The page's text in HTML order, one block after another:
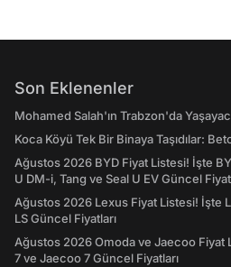
Son Eklenenler
Mohamed Salah'ın Trabzon'da
Koca Köyü Tek Bir Binaya Taşıdılar:
Ağustos 2026 BYD Fiyat Listesi! İşte
U DM-i, Tang ve Seal U EV Güncel
Ağustos 2026 Lexus Fiyat Listesi! İşte
LS Güncel Fiyatları
Ağustos 2026 Omoda ve Jaecoo Fiyat
7 ve Jaecoo 7 Güncel Fiyatları